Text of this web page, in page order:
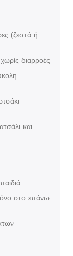
(ζεστά ή
διαρροές
και
στο επάνω